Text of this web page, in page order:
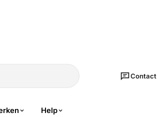
Zoeken
Contact
Help